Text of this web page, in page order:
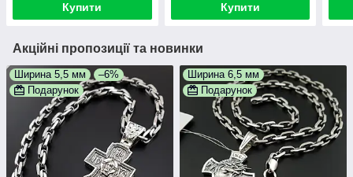
Купити Купити
Акційні пропозиції та новинки
Ширина 5,5 мм
–6%
Подарунок
Ширина 6,5 мм
Подарунок